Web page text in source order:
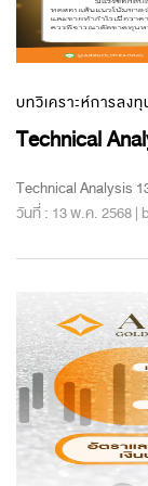
บทวิเคราะห์การลงทุ
Technical
Technical Analysis
วันที่ : 13 พ.ค. 2568 |